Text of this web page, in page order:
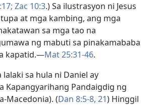
Zac 10:3.) Sa ilustrasyon ni Jesus
at mga kambing, ang mga
sa mga tao na
ng mabuti sa pinakamababa
kapatid.​—Mat 25:31-46.
sa hula ni Daniel ay
Kapangyarihang Pandaigdig ng
Macedonia). (Dan 8:5-8, 21) Hinggil